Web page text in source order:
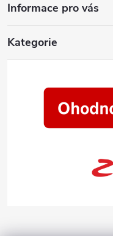
Informace pro vás
Kategorie